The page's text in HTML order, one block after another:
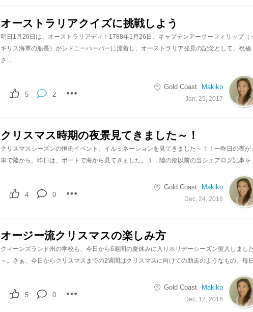
オーストラリアクイズに挑戦しよう
明日1月26日は、オーストラリアディ！1788年1月26日、キャプテンアーサーフィリップ（
ギリス海軍の船長）がシドニーハーバーに漂着し、オーストラリア発見の記念として、祝福
さ...
Gold Coast Makiko
Jan, 25, 2017
2
5
クリスマス時期の夜景見てきました～！
クリスマスシーズンの恒例イベント。イルミネーションを見てきました～！！一昨日の夜が
車で陸から。昨日は、ボートで海から見てきました。１．陸の部以前の当シェアログ記事を...
Gold Coast Makiko
Dec, 24, 2016
0
4
オージー流クリスマスの楽しみ方
クィーンズランド州の学校も、今日から6週間の夏休みに入りホリデーシーズン突入しまし
～。さぁ、今日からクリスマスまでの2週間はクリスマスに向けての助走のようなもの。毎日
Gold Coast Makiko
Dec, 12, 2016
0
5